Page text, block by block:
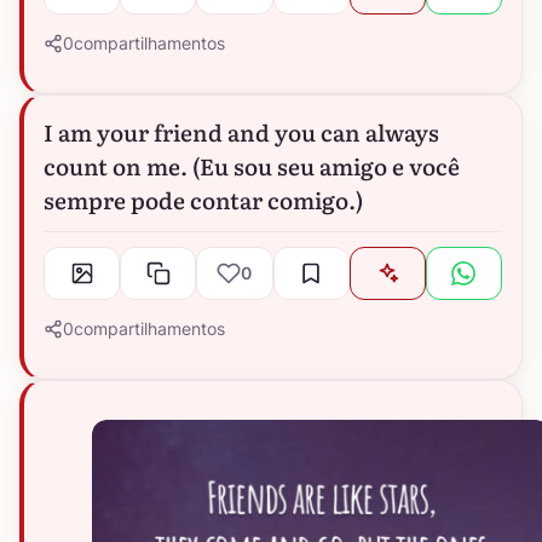
0compartilhamentos
I am your friend and you can always
count on me. (Eu sou seu amigo e você
sempre pode contar comigo.)
0
0compartilhamentos